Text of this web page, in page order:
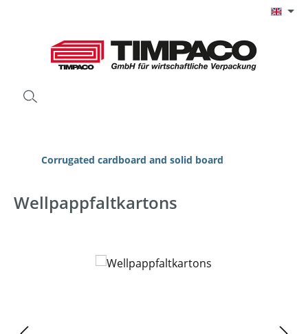
Corrugated cardboard and solid board
Wellpappfaltkartons
Skip image gallery